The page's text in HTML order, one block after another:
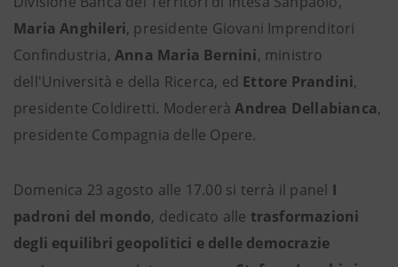
Maria Anghileri, presidente Giovani Imprenditori
Confindustria, Anna Maria Bernini, ministro
dell'Università e della Ricerca, ed Ettore Prandini,
presidente Coldiretti. ModereràAndrea Dellabianca,
presidente Compagnia delle Opere.
Domenica 23 agosto alle 17.00 si terrà il panel I
padroni del mondo, dedicato alle trasformazioni
degli equilibri geopolitici e delle democrazie